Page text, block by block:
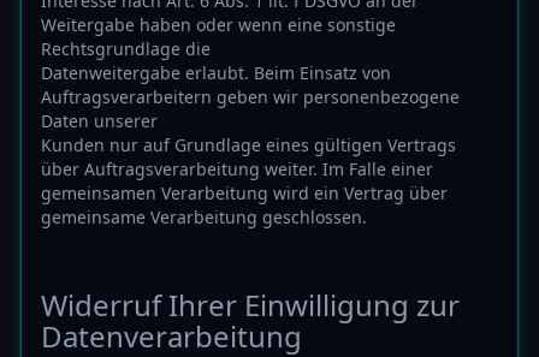
Weitergabe haben oder wenn eine sonstige
Rechtsgrundlage die
Datenweitergabe erlaubt. Beim Einsatz von
Auftragsverarbeitern geben wir personenbezogene
Daten unserer
Kunden nur auf Grundlage eines gültigen Vertrags
über Auftragsverarbeitung weiter. Im Falle einer
gemeinsamen Verarbeitung wird ein Vertrag über
gemeinsame Verarbeitung geschlossen.
Widerruf Ihrer Einwilligung zur
Datenverarbeitung